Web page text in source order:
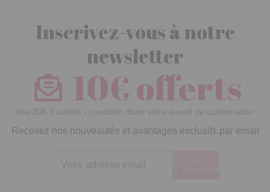
Inscrivez-vous à notre
newsletter
10€ offerts
dès 30€ d’achats - condition dans votre e-mail de confirmation
Recevez nos nouveautés et avantages exclusifs par email